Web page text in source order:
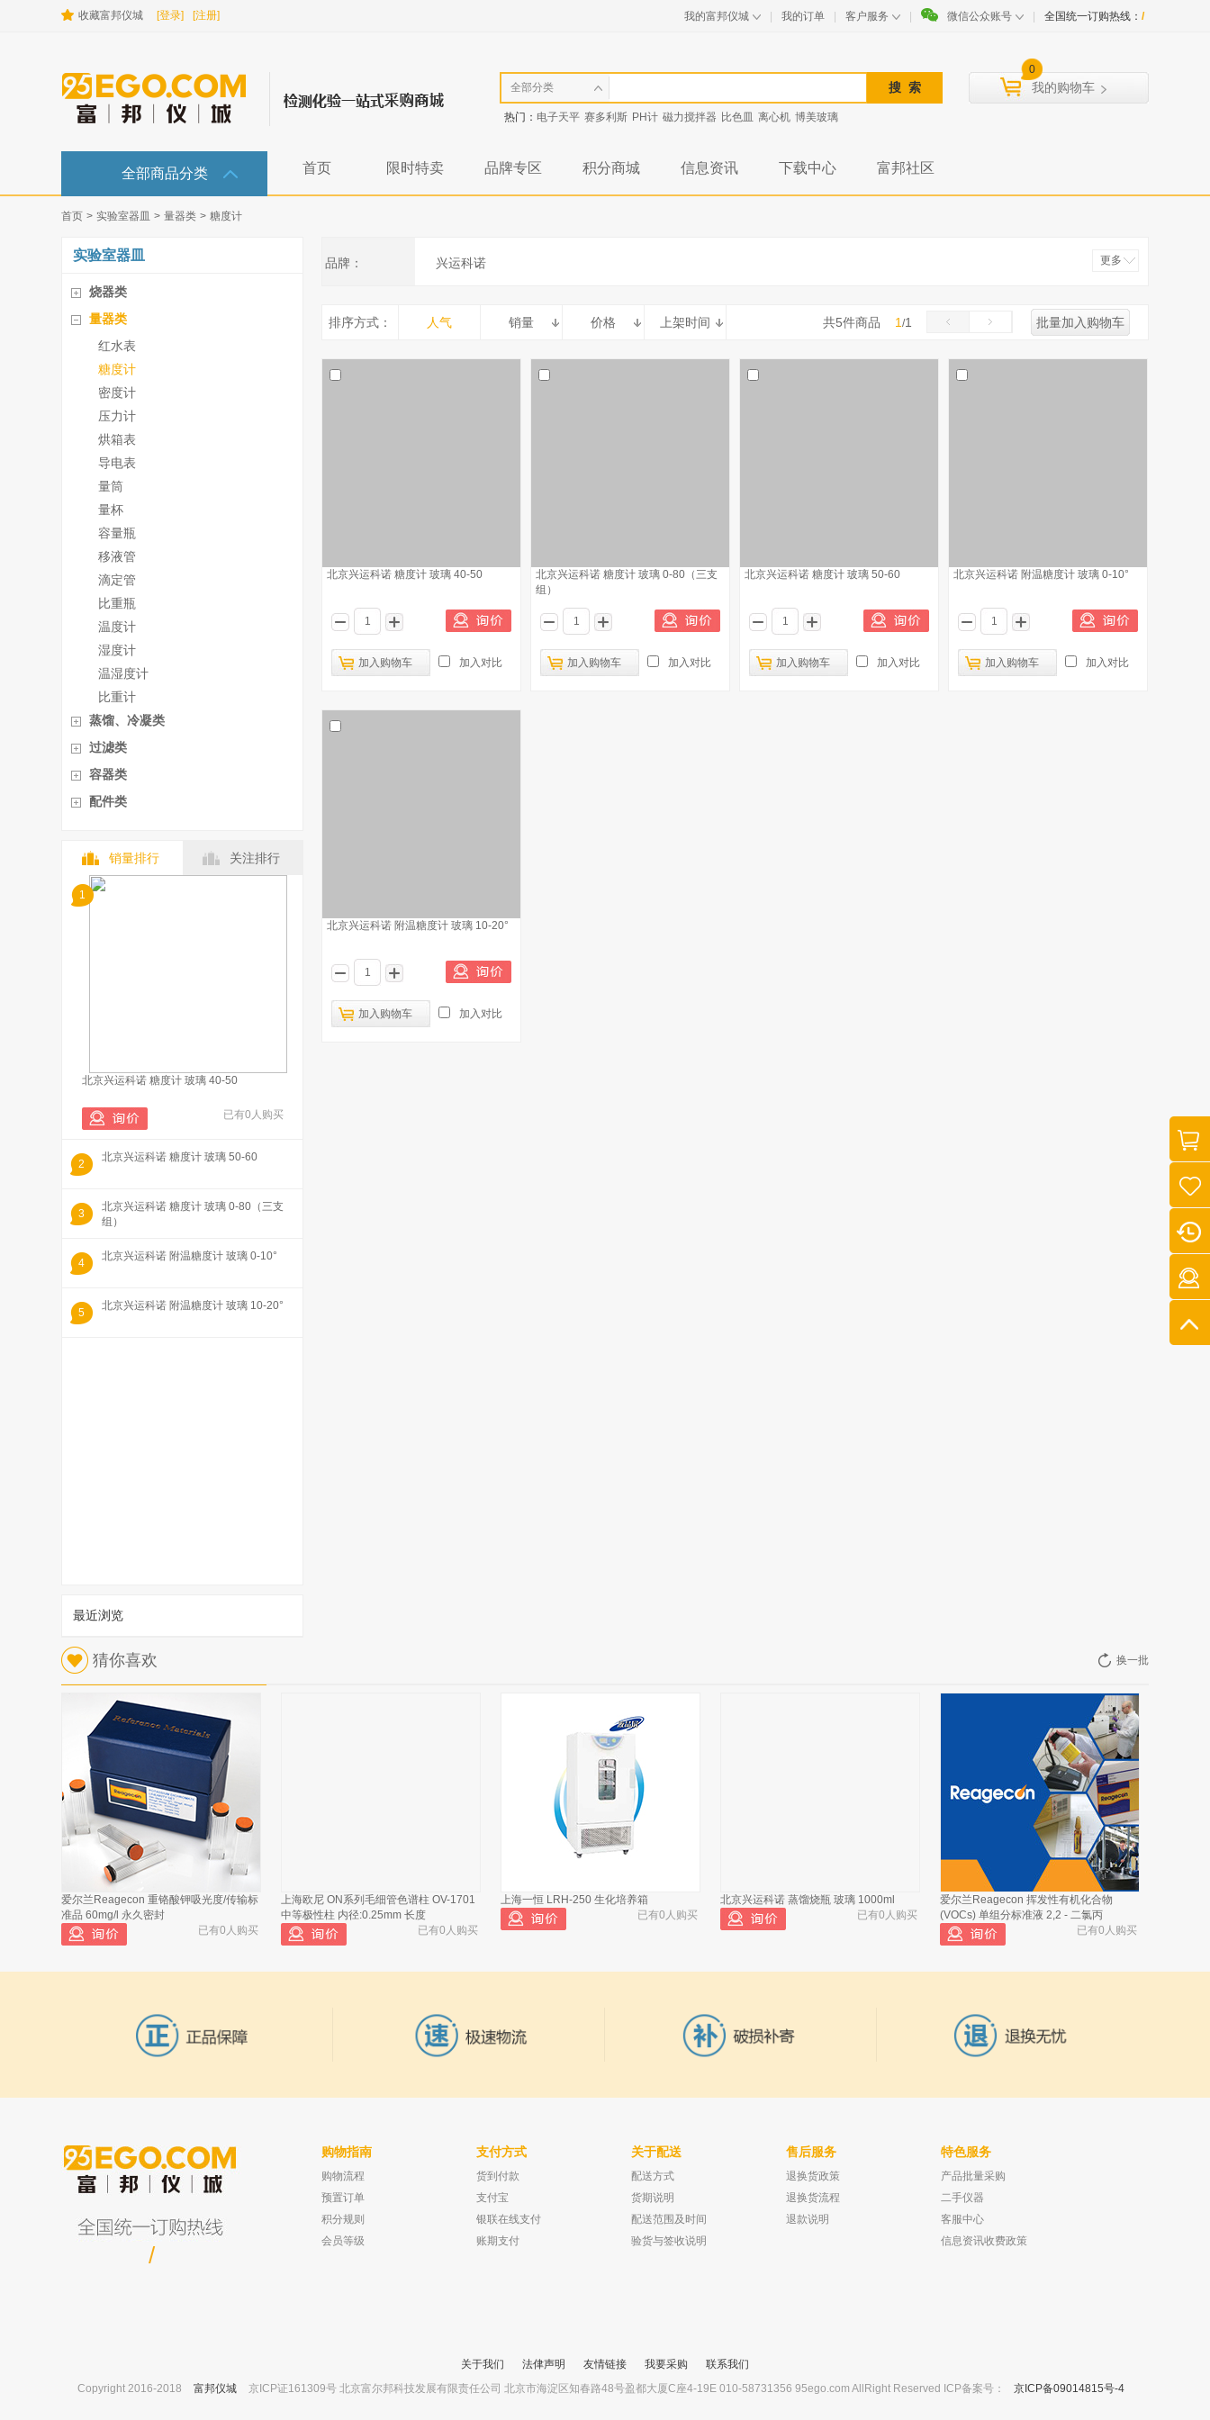
收藏富邦仪城 [登录] [注册] 我的富邦仪城 我的订单 客户服务 微信公众账号 全国统一订购热线： /
全部分类
热门： 电子天平 赛多利斯 PH计 磁力搅拌器 比色皿 离心机 博美玻璃
0
我的购物车
全部商品分类 首页 限时特卖 品牌专区 积分商城 信息资讯 下载中心 富邦社区
首页 > 实验室器皿 > 量器类 > 糖度计
实验室器皿
烧器类
量器类
红水表
糖度计
密度计
压力计
烘箱表
导电表
量筒
量杯
容量瓶
移液管
滴定管
比重瓶
温度计
湿度计
温湿度计
比重计
蒸馏、冷凝类
过滤类
容器类
配件类
销量排行 关注排行
1
北京兴运科诺 糖度计 玻璃 40-50
已有0人购买
2
北京兴运科诺 糖度计 玻璃 50-60
3
北京兴运科诺 糖度计 玻璃 0-80（三支
组）
4
北京兴运科诺 附温糖度计 玻璃 0-10°
5
北京兴运科诺 附温糖度计 玻璃 10-20°
北京兴运科诺 糖度计 玻璃 40-50
已有613人浏览
2
北京兴运科诺 糖度计 玻璃 0-80（三支
组）
北京兴运科诺 附温糖度计 玻璃 10-20°
最近浏览
品牌： 兴运科诺
更多
排序方式： 人气 销量 价格 上架时间 共5件商品 1 /1 批量加入购物车
北京兴运科诺 糖度计 玻璃 40-50
加入购物车 加入对比
北京兴运科诺 糖度计 玻璃 0-80（三支
组）
加入购物车 加入对比
北京兴运科诺 糖度计 玻璃 50-60
加入购物车 加入对比
北京兴运科诺 附温糖度计 玻璃 0-10°
加入购物车 加入对比
北京兴运科诺 附温糖度计 玻璃 10-20°
加入购物车 加入对比
猜你喜欢 换一批
爱尔兰Reagecon 重铬酸钾吸光度/传输标
准品 60mg/l 永久密封
已有0人购买
上海欧尼 ON系列毛细管色谱柱 OV-1701
中等极性柱 内径:0.25mm 长度
已有0人购买
上海一恒 LRH-250 生化培养箱
已有0人购买
北京兴运科诺 蒸馏烧瓶 玻璃 1000ml
已有0人购买
爱尔兰Reagecon 挥发性有机化合物
(VOCs) 单组分标准液 2,2 - 二氯丙
已有0人购买
宁波新芝 SCIENTZ-18ND 压盖型 加热型钟
罩式冷冻干燥机
上海欧尼 ON系列毛细管色谱柱 SE-30 非极
性柱 内径:0.53mm 长度：30m
上海五良 2J-X柱塞式计量泵 2J-X 5/40
已有0人购买
廊坊智航科教 四氟磁力搅拌子C型 C7
2*7mm 3*7mm
上海岛津 12*32mm宽口（10-425）螺纹口
样品瓶用Target带PTFE红色/硅
/
购物指南
购物流程
预置订单
积分规则
会员等级
支付方式
货到付款
支付宝
银联在线支付
账期支付
关于配送
配送方式
货期说明
配送范围及时间
验货与签收说明
售后服务
退换货政策
退换货流程
退款说明
特色服务
产品批量采购
二手仪器
客服中心
信息资讯收费政策
关于我们 法侓声明 友情链接 我要采购
联系我们
Copyright 2016-2018
富邦仪城 京ICP证161309号 北京富尔邦科技发展有限责任公司 北京市海淀区知春路48号盈都大厦C座4-19E 010-58731356 95ego.com AllRight Reserved ICP备案号： 京ICP备09014815号-4